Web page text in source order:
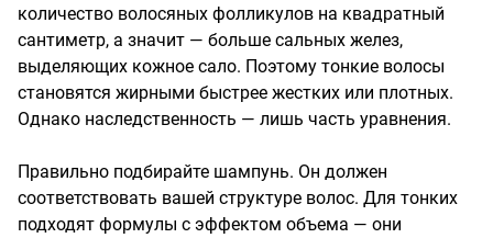
количество волосяных фолликулов на квадратный
сантиметр, а значит — больше сальных желез,
выделяющих кожное сало. Поэтому тонкие волосы
становятся жирными быстрее жестких или плотных.
Однако наследственность — лишь часть уравнения.
Правильно подбирайте шампунь. Он должен
соответствовать вашей структуре волос. Для тонких
подходят формулы с эффектом объема — они